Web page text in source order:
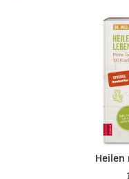
Heilen